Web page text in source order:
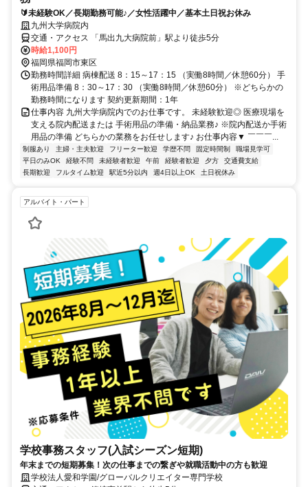
🔰未経験OK／長期勤務可能♪／女性活躍中／基本土日祝お休み
九州大学病院内
交通・アクセス 「馬出九大病院前」駅より徒歩5分
時給1,100円
福岡県福岡市東区
勤務時間詳細 病棟配送 8：15～17：15 （実働8時間／休憩60分） 手
術用品準備 8：30～17：30 （実働8時間／休憩60分） ※どちらかの
勤務時間になります 契約更新期間：1年
仕事内容 九州大学病院内でのお仕事です。 未経験歓迎◎ 医療現場を
支える院内配送または 手術用品の準備・納品業務♪ ※院内配送か手術
用品の準備 どちらかの業務をお任せします♪ お仕事内容▼ ￣￣￣...
制服あり 主婦・主夫歓迎 フリーター歓迎 学歴不問 固定時間制
職場見学可
平日のみOK
経験不問 未経験者歓迎 午前 経験者歓迎 夕方
交通費支給
長期歓迎
フルタイム歓迎 駅近5分以内 週4日以上OK 土日祝休み
アルバイト・パート
学校事務スタッフ(入試シーズン短期)
年末までの短期募集！次の仕事までの繋ぎや就職活動中の方も歓迎
学校法人愛和学園/グローバルクリエイター専門学校